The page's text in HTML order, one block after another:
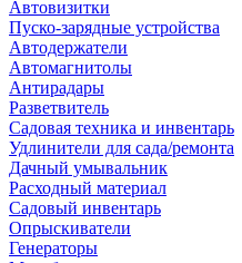
Автовизитки
Пуско-зарядные устройства
Автодержатели
Автомагнитолы
Антирадары
Разветвитель
Садовая техника и инвентарь
Удлинители для сада/ремонта
Дачный умывальник
Расходный материал
Садовый инвентарь
Опрыскиватели
Генераторы